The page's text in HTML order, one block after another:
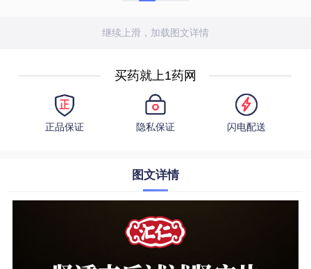
继续上滑，加载图文详情
买药就上1药网
正品保证 隐私保证 闪电配送
图文详情